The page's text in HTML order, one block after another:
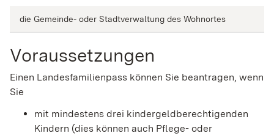
die Gemeinde- oder Stadtverwaltung des Wohnortes
Voraussetzungen
Einen Landesfamilienpass können Sie beantragen, wenn
Sie
mit mindestens drei kindergeldberechtigenden
Kindern (dies können auch Pflege- oder